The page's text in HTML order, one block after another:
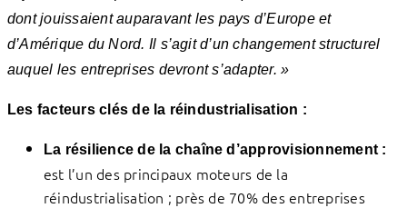
dont jouissaient auparavant les pays d’Europe et
d’Amérique du Nord. Il s’agit d’un changement structurel
auquel les entreprises devront s’adapter. »
Les facteurs clés de la réindustrialisation :
La résilience de la chaîne d’approvisionnement :
est l’un des principaux moteurs de la
réindustrialisation ; près de 70% des entreprises